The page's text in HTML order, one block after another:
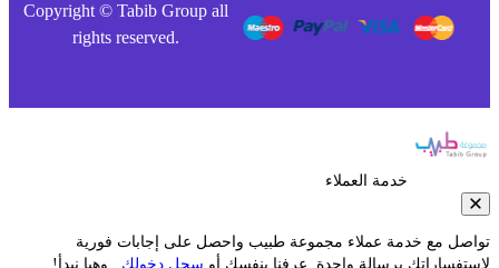
Copyright © Tabib Group all
rights reserved.
خدمة العملاء
مع خدمة عملاء مجموعة طبيب واحصل على إجابات فورية
برسالة واحدة. عرفنا بنفسك أوسجل دخولك.. وهيا نبدأ!